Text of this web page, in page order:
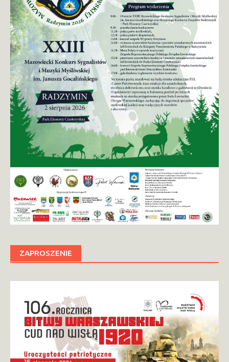
ZAPROSZENIE